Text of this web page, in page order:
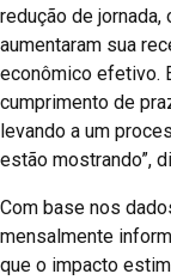
redução de jornada,
aumentaram sua
econômico efetivo.
cumprimento de
levando a um
estão mostrando”,
Com base nos
mensalmente
que o impacto